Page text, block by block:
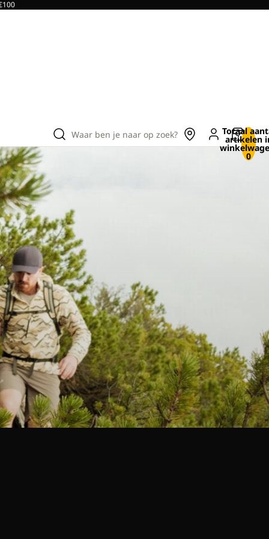
Waar ben je naar op zoek? Totaal
artikelen
0